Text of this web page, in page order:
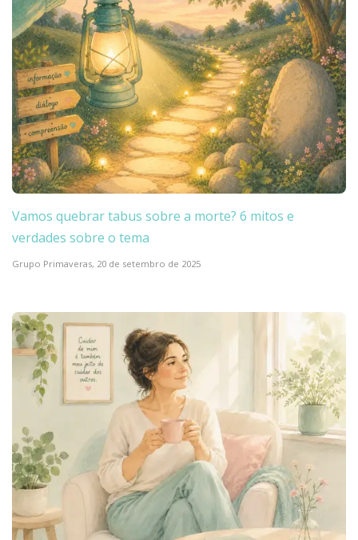
Vamos quebrar tabus sobre a morte? 6 mitos e
verdades sobre o tema
Grupo Primaveras, 20 de setembro de 2025